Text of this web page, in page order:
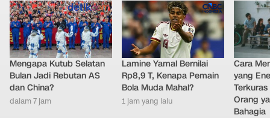
Mengapa Kutub Selatan
Bulan Jadi Rebutan AS
dan China?
dalam 7 jam
Lamine Yamal Bernilai
Rp8,9 T, Kenapa Pemain
Bola Muda Mahal?
1 jam yang lalu
Cara
yang
Orang
Bahagia